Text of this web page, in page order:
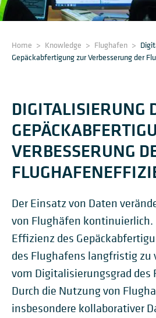
Home > Knowledge > Flughafen >
Gepäckabfertigung zur Verbesserung der
DIGITALISIERUNG
VERBESSERUNG
Der Einsatz von Daten
von Flughäfen kontinuierlich.
Effizienz des
des Flughafens langfristig zu
vom Digitalisierungsgrad des
Durch die Nutzung von
insbesondere kollaborativer